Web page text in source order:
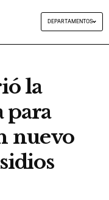
DEPARTAMENTOS
la
para
nuevo